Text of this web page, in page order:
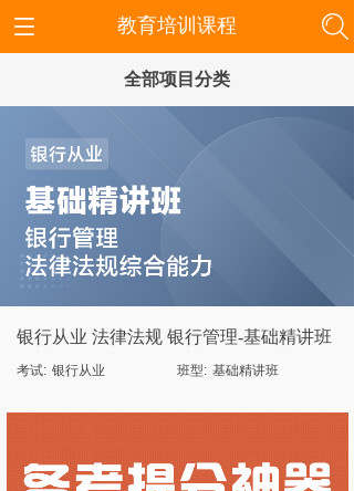
全部项目分类
银行从业 法律法规 银行管理-基础精讲班
考试: 银行从业 班型: 基础精讲班
教育培训课程